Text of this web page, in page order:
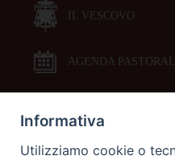
IL VESCOVO
AGENDA
DOCUMENTI
Informativa
Utilizziamo cookie o